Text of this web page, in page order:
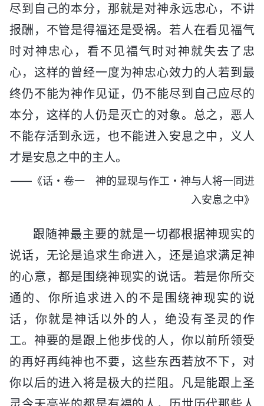
尽到自己的本分，那就是对神永远忠心，不讲
报酬，不管是得福还是受祸。若人在看见福气
时对神忠心，看不见福气时对神就失去了忠
心，这样的曾经一度为神忠心效力的人若到最
终仍不能为神作见证，仍不能尽到自己应尽的
本分，这样的人仍是灭亡的对象。总之，恶人
不能存活到永远，也不能进入安息之中，义人
才是安息之中的主人。
——《话・卷一 神的显现与作工・神与人将一同进
入安息之中》
跟随神最主要的就是一切都根据神现实的
说话，无论是追求生命进入，还是追求满足神
的心意，都是围绕神现实的说话。若是你所交
通的、你所追求进入的不是围绕神现实的说
话，你就是神话以外的人，绝没有圣灵的作
工。神要的是跟上他步伐的人，你以前所领受
的再好再纯神也不要，这些东西若放不下，对
你以后的进入将是极大的拦阻。凡是能跟上圣